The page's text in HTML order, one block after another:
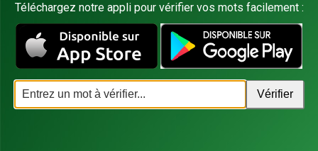
Téléchargez notre appli pour vérifier vos mots facilement :